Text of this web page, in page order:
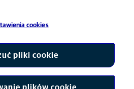
cookies
pliki cookie
plików cookie